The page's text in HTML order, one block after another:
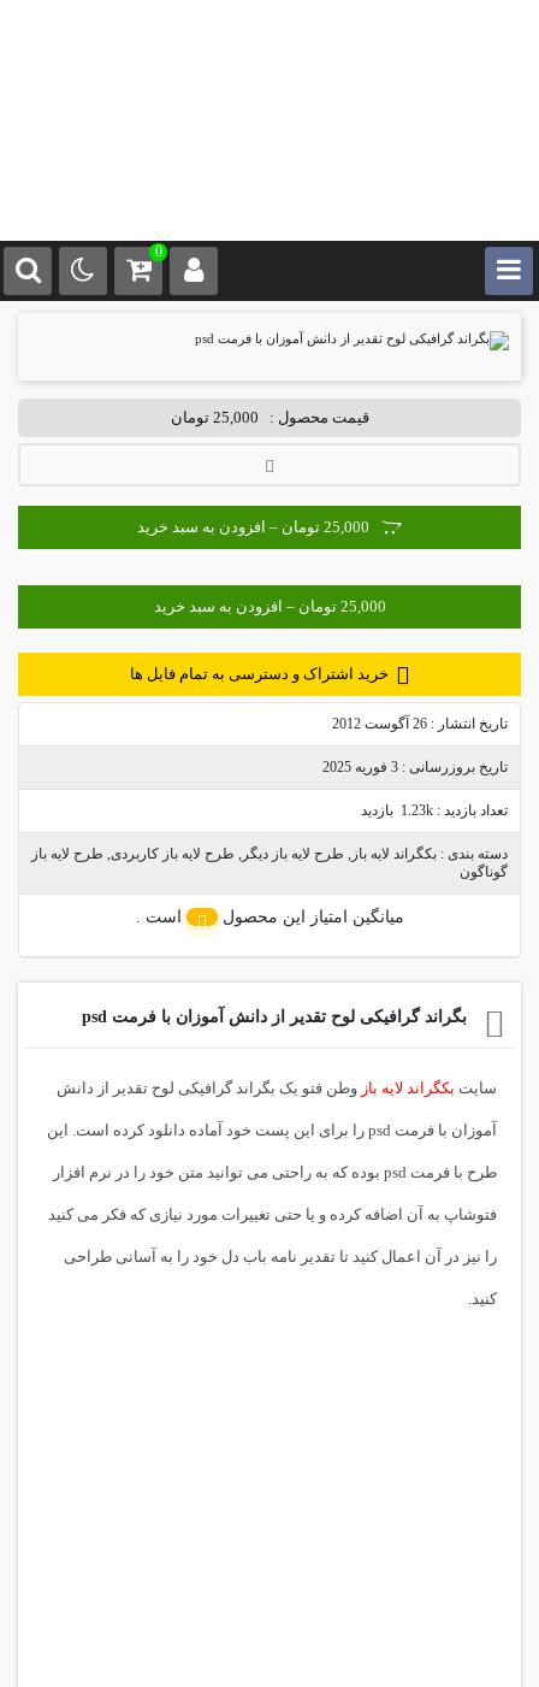
0
قیمت محصول : 25,000 تومان
25,000 تومان – افزودن به سبد خرید
خرید اشتراک و دسترسی به تمام فایل ها
تاریخ انتشار : 26 آگوست 2012
تاریخ بروزرسانی : 3 فوریه 2025
تعداد بازدید : 1.23k بازدید
دسته بندی : بکگراند لایه باز , طرح لایه باز دیگر , طرح لایه باز کاربردی, طرح لایه باز
گوناگون
میانگین امتیاز این محصول است .
بگراند گرافیکی لوح تقدیر از دانش آموزان با فرمت psd
سایت بکگراند لایه باز وطن فتو یک بگراند گرافیکی لوح تقدیر از دانش
آموزان با فرمت psd را برای این پست خود آماده دانلود کرده است. این
طرح با فرمت psd بوده که به راحتی می توانید متن خود را در نرم افزار
فتوشاپ به آن اضافه کرده و یا حتی تغییرات مورد نیازی که فکر می کنید
را نیز در آن اعمال کنید تا تقدیر نامه باب دل خود را به آسانی طراحی
کنید.